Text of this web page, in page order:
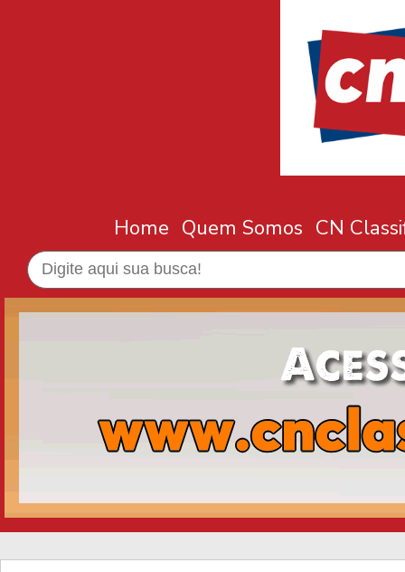
Home Quem Somos CN